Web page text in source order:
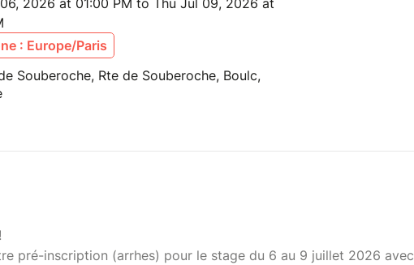
2026 at 01:00 PM to Thu Jul 09, 2026 at
: Europe/Paris
Souberoche, Rte de Souberoche, Boulc,
pré-inscription (arrhes) pour le stage du 6 au 9 juillet 2026 avec